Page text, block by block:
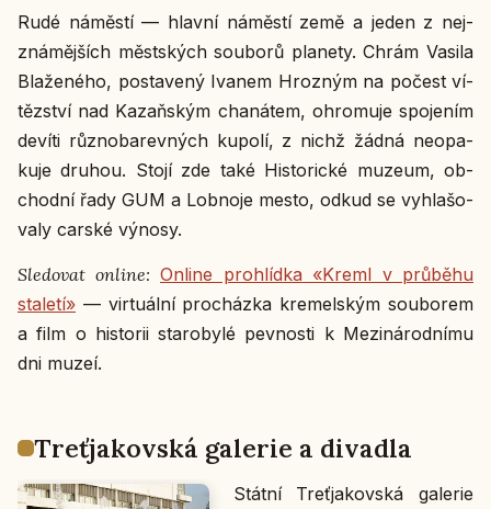
Rudé ná­měs­tí — hlavní ná­měs­tí země a jeden z nej­
zná­měj­ších měst­ských sou­bo­rů pla­ne­ty. Chrám Vasila
Bla­že­né­ho, po­sta­ve­ný Ivanem Hroz­ným na počest ví­
těz­ství nad Ka­zaň­ským cha­ná­tem, ohro­mu­je spo­je­ním
devíti růz­no­ba­rev­ných kupolí, z nichž žádná ne­o­pa­
ku­je druhou. Stojí zde také His­to­ric­ké muzeum, ob­
chod­ní řady GUM a Lob­no­je mesto, odkud se vy­hla­šo­
va­ly carské výnosy.
Sle­do­vat online: Online pro­hlíd­ka «Kreml v prů­bě­hu
sta­le­tí» — vir­tu­ál­ní pro­cház­ka kre­mel­ským sou­bo­rem
a film o his­to­rii sta­ro­by­lé pev­nos­ti k Me­zi­ná­rod­ní­mu
dni muzeí.
Tre­ťja­kov­ská ga­le­rie a di­va­dla
Státní Tre­ťja­kov­ská ga­le­rie